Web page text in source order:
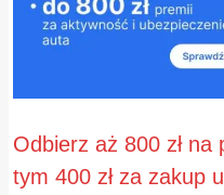
Odbierz aż 800 zł
tym 400 zł za zakup